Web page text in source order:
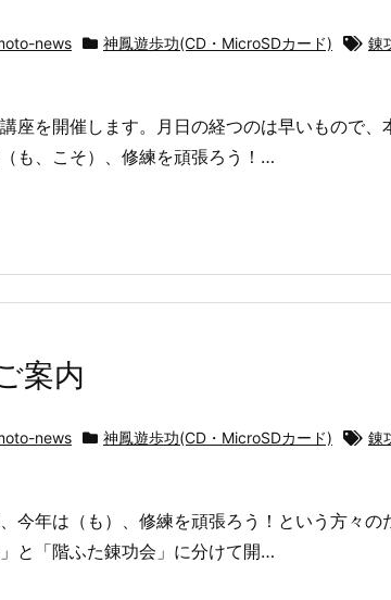
news 神鳳遊歩功(CD・MicroSDカード) 錬
座を開催します。月日の経つのは早いもので
も、こそ）、修練を頑張ろう！…
案内
news 神鳳遊歩功(CD・MicroSDカード) 錬
今年は（も）、修練を頑張ろう！という方々
と「階ふた錬功会」に分けて開…